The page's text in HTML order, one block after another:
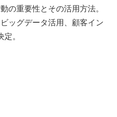
の重要性とその活用方法。
ッグデータ活用、顧客イン
。